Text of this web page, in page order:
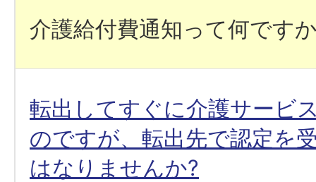
介護給付費通知って何です
転出してすぐに介護サービ
のですが、転出先で認定を
はなりませんか?